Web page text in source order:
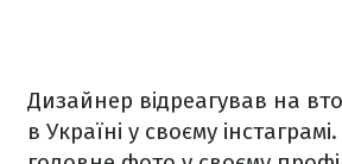
Дизайнер відреагував на
в Україні у своєму